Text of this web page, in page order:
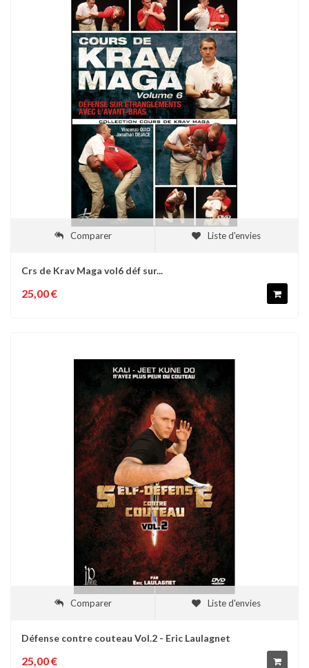
Comparer Liste d'envies
Crs de Krav Maga vol6 déf sur...
25,00 €
Comparer Liste d'envies
Défense contre couteau Vol.2 - Eric Laulagnet
25,00 €